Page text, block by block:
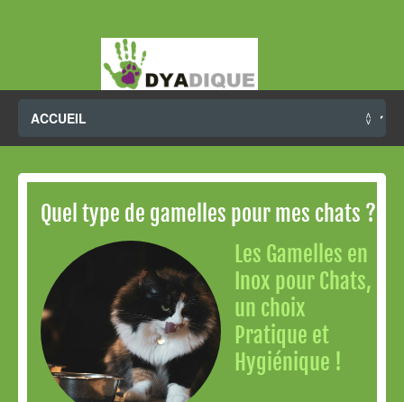
Quel type de gamelles pour mes chats ?
Les Gamelles en
Inox pour Chats,
un choix
Pratique et
Hygiénique !